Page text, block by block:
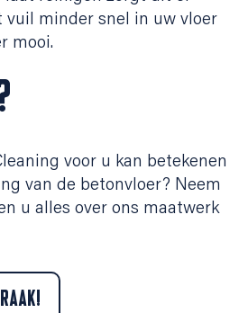
vuil minder snel in uw vloer
mooi.
voor u kan betekenen
van de betonvloer? Neem
u alles over ons maatwerk